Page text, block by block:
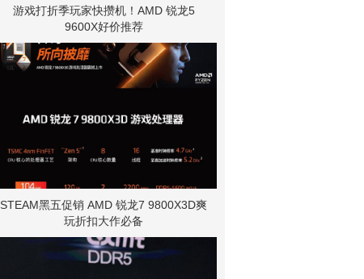
游戏打折季玩家快攒机！AMD 锐龙5
9600X好价推荐
STEAM黑五促销 AMD 锐龙7 9800X3D爽
玩折扣大作必备